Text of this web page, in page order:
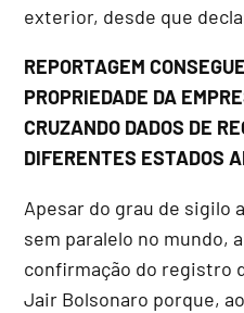
exterior, desde que
REPORTAGEM
PROPRIEDADE DA
CRUZANDO DADOS DE
DIFERENTES ESTADOS
Apesar do grau de sigilo
sem paralelo no mundo,
confirmação do registro
Jair Bolsonaro porque,